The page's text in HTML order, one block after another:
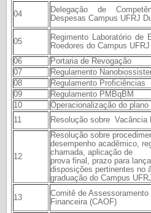
04
Delegação de
Despesas Campus UFRJ
05
Regimento Laboratório de
Roedores do Campus
06
Portaria de Revogação
07
Regulamento
08
Regulamento Proficiências
09
Regulamento PMBqBM
10
Operacionalização do plano
11
Resolução sobre Vacância
12
Resolução sobre
desempenho acadêmico,
chamada, aplicação de
prova final, prazo para
disposições pertinentes no
graduação do Campus
13
Comitê de
Financeira (CAOF)